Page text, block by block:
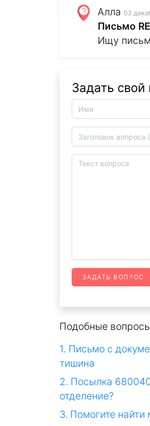
Алла 03
Письмо
Ищу
Задать
ЗАДАТЬ ВОПРОС
Подобные
1. Письмо с
тишина
2. Посылка
отделение?
3. Помогите